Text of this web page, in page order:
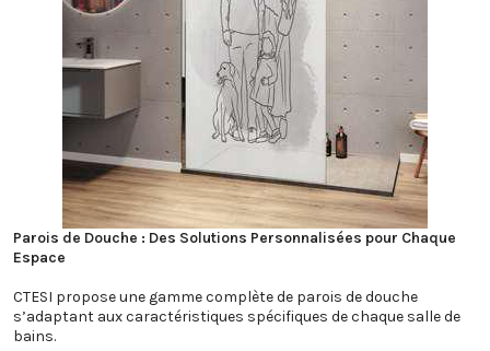
Parois de Douche : Des Solutions Personnalisées pour Chaque
Espace
CTESI propose une gamme complète de parois de douche
s’adaptant aux caractéristiques spécifiques de chaque salle de
bains.